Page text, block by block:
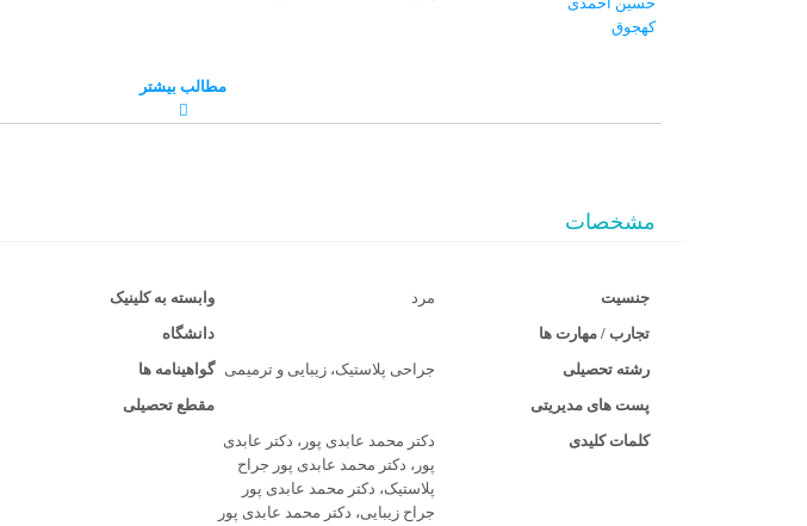
کهجوق
مطالب بیشتر
مشخصات
جنسیت مرد وابسته به کلینیک
تجارب / مهارت ها
دانشگاه
رشته تحصیلی
جراحی پلاستیک، زیبایی و ترمیمی
گواهینامه ها
پست های مدیریتی
مقطع تحصیلی
کلمات کلیدی
دکتر محمد عابدی پور، دکتر عابدی
پور، دکتر محمد عابدی پور جراح
پلاستیک، دکتر محمد عابدی پور
جراح زیبایی، دکتر محمد عابدی پور